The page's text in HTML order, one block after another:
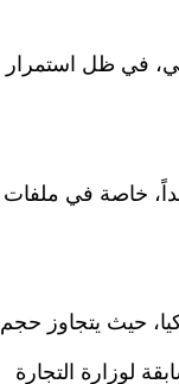
في ظل استمرار
خاصة في ملفات
حيث يتجاوز حجم
لوزارة التجارة